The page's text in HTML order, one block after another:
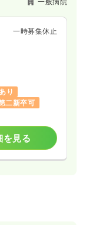
年9月の地域包括
の流れとともに
様々なニーズに
一時募集休止
り
二新卒可
を見る